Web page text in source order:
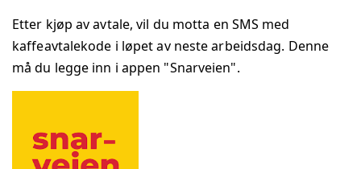
Etter kjøp av avtale, vil du motta en SMS med
kaffeavtalekode i løpet av neste arbeidsdag. Denne
må du legge inn i appen "Snarveien".